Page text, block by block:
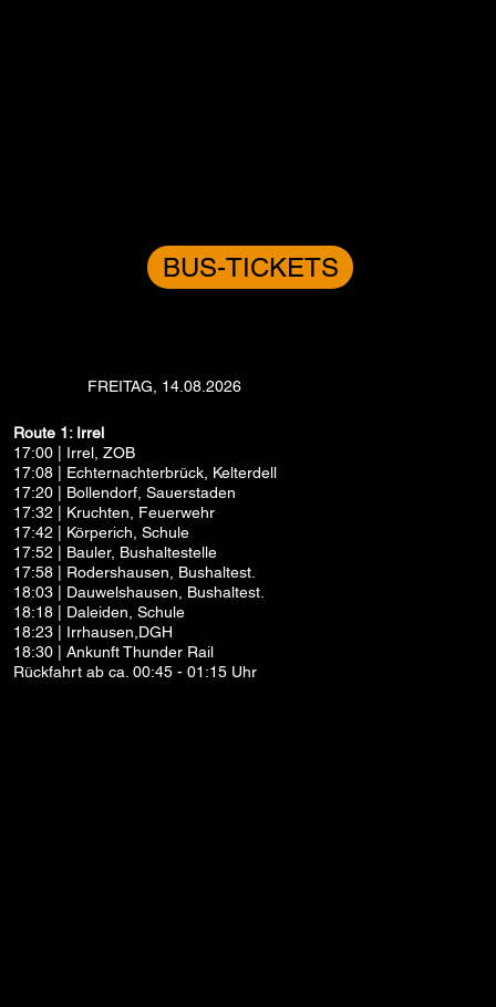
BUS-TICKETS
Route 1: Irrel
17:00 | Irrel, ZOB
17:08 | Echternachterbrück, Kelterdell
17:20 | Bollendorf, Sauerstaden
17:32 | Kruchten, Feuerwehr
17:42 | Körperich, Schule
17:52 | Bauler, Bushaltestelle
17:58 | Rodershausen, Bushaltest.
18:03 | Dauwelshausen, Bushaltest.
18:18 | Daleiden, Schule
18:23 | Irrhausen,DGH
18:30 | Ankunft Thunder Rail
Rückfahrt ab ca. 00:45 - 01:15 Uhr
FREITAG, 14.08.2026